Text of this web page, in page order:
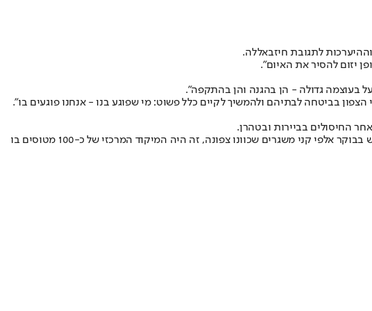
לתגובת חיזבאללה.
יזום להסיר את האיום".
בעוצמה גדולה - הן בהגנה והן בהתקפה".
בביטחה לבתיהם ולהמשיך לקיים כלל פשוט: מי שפוגע בנו - אנחנו פוגעים בו״.
החיסולים בביירות ובטהרן.
לפנות בוקר זוהתה היערכות של חיזבאללה באזורים הרקטיים, חלק מהאיומים כוונו גם למרכז הארץ, רובם לצפון. צה״ל סיכל החל מחמש בבוקר אלפי קני משגרים שכוונו צפונה, זה היה המיקוד המרכזי של כ-100 מטוסים בו